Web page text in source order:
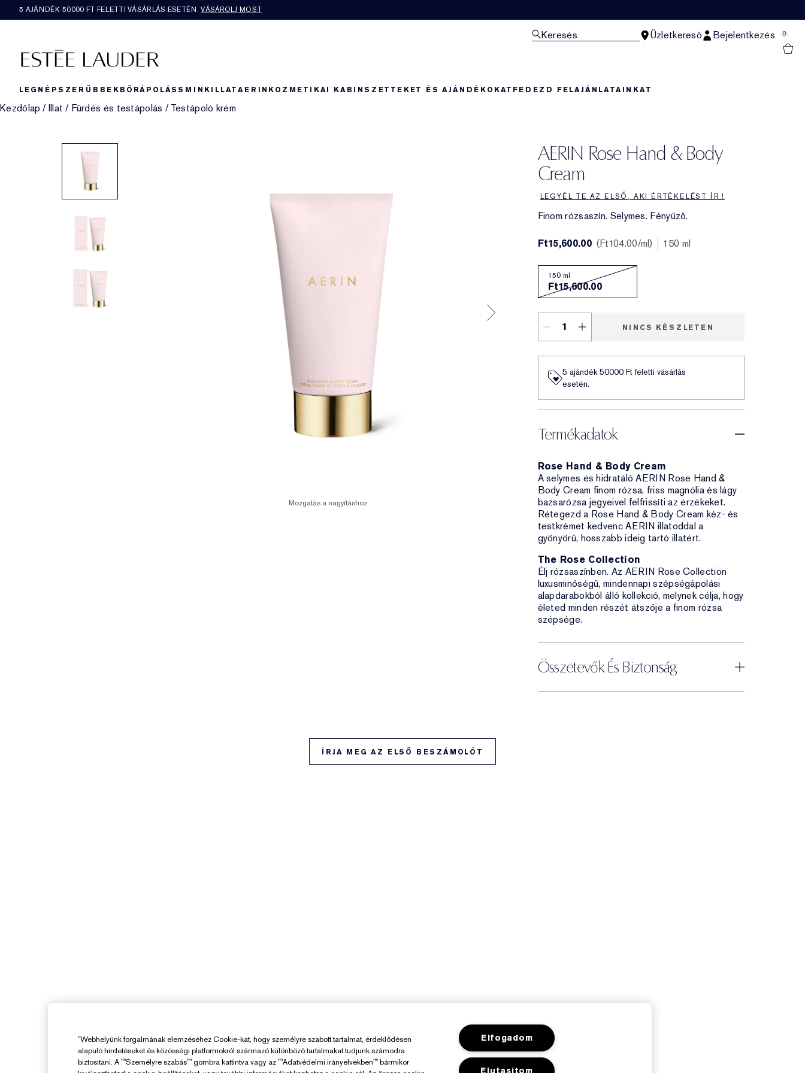
5 AJÁNDÉK 50000​ FT FELETTI VÁSÁRLÁS ESETÉN.VÁSÁROLJ MOST
Keresés Üzletkereső Bejelentkezés 0
LEGNÉPSZERŰBBEKBŐRÁPOLÁSSMINKILLATAERIN KOZMETIKAI KABINSZETTEKET ÉS AJÁNDÉKOKAT FEDEZD FELAJÁNLATAINKAT
Kezdőlap / Illat / Fürdés és testápolás / Testápoló krém
AERIN Rose Hand & Body
Cream
LEGYÉL TE AZ ELSŐ, AKI ÉRTÉKELÉST ÍR !
Finom rózsaszín. Selymes. Fényűző.
Mozgatás a nagyításhoz
Ft15,600.00 Ft104.00/ml 150 ml
150 ml
Ft15,600.00
NINCS KÉSZLETEN
5 ajándék 50000​ Ft feletti vásárlás
esetén.
Termékadatok
Rose Hand & Body Cream
A selymes és hidratáló AERIN Rose Hand &
Body Cream finom rózsa, friss magnólia és lágy
bazsarózsa jegyeivel felfrissíti az érzékeket.
Rétegezd a Rose Hand & Body Cream kéz- és
testkrémet kedvenc AERIN illatoddal a
gyönyörű, hosszabb ideig tartó illatért.
The Rose Collection
Élj rózsaszínben. Az AERIN Rose Collection
luxusminőségű, mindennapi szépségápolási
alapdarabokból álló kollekció, melynek célja, hogy
életed minden részét átszője a finom rózsa
szépsége.
Összetevők És Biztonság
ÍRJA MEG AZ ELSŐ BESZÁMOLÓT
"Webhelyünk forgalmának elemzéséhez Cookie-kat, hogy személyre szabott tartalmat, érdeklődésen
alapuló hirdetéseket és közösségi platformokról származó különböző tartalmakat tudjunk számodra
biztosítani. A ""Személyre szabás"" gombra kattintva vagy az ""Adatvédelmi irányelvekben"" bármikor
Elfogadom
Elutasítom